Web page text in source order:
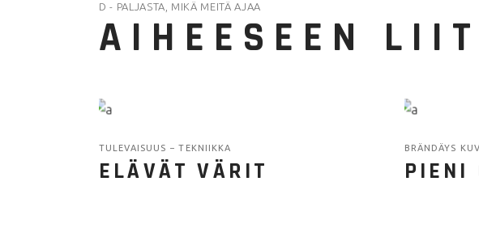
D - PALJASTA, MIKÄ MEITÄ AJAA
AIHEESEEN
TULEVAISUUS TEKNIIKKA
ELÄVÄT VÄRIT
BRÄNDÄYS
PIENI